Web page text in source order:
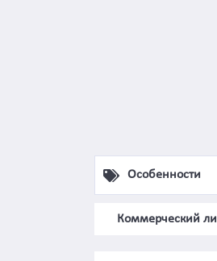
Особенности
Коммерческий